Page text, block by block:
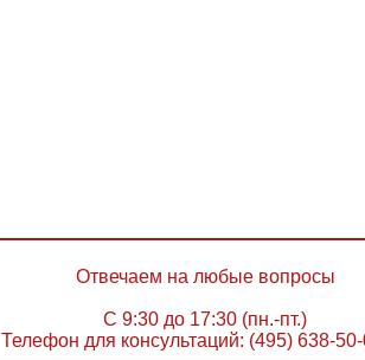
Отвечаем на любые вопросы
С 9:30 до 17:30 (пн.-пт.)
Телефон для консультаций: (495) 638-